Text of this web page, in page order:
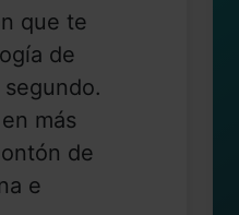
que te
de
más
de
e